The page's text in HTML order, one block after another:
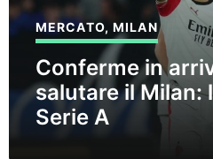
MERCATO,MILAN
Conferme in
salutare il Milan:
Serie A